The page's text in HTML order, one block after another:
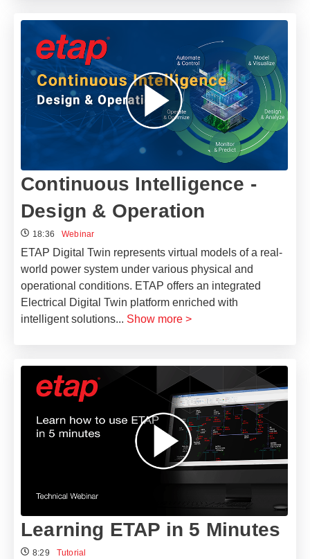
Continuous Intelligence -
Design & Operation
18:36 Webinar
ETAP Digital Twin represents virtual models of a real-
world power system under various physical and
operational conditions. ETAP offers an integrated
Electrical Digital Twin platform enriched with
intelligent solutions... Show more >
Learning ETAP in 5 Minutes
8:29 Tutorial